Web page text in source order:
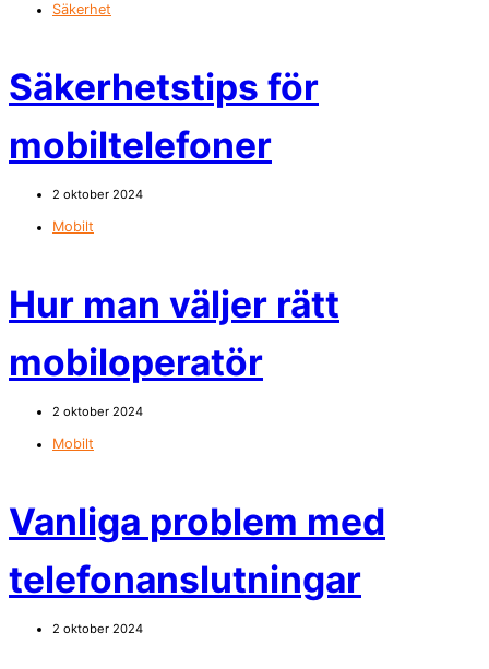
Säkerhet
Säkerhetstips för
mobiltelefoner
2 oktober 2024
Mobilt
Hur man väljer rätt
mobiloperatör
2 oktober 2024
Mobilt
Vanliga problem med
telefonanslutningar
2 oktober 2024